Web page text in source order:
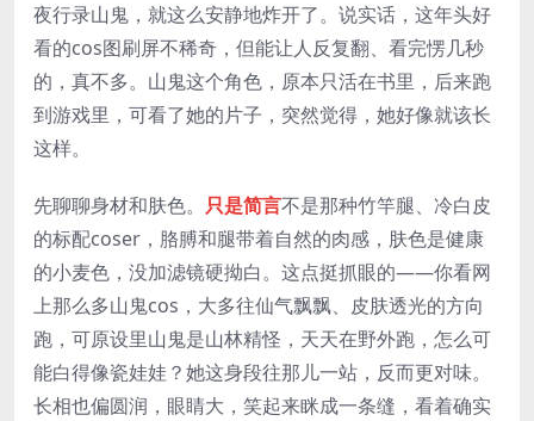
夜行录山鬼，就这么安静地炸开了。说实话，这年头好
看的cos图刷屏不稀奇，但能让人反复翻、看完愣几秒
的，真不多。山鬼这个角色，原本只活在书里，后来跑
到游戏里，可看了她的片子，突然觉得，她好像就该长
这样。
先聊聊身材和肤色。 只是简言不是那种竹竿腿、冷白皮
的标配coser，胳膊和腿带着自然的肉感，肤色是健康
的小麦色，没加滤镜硬拗白。这点挺抓眼的——你看网
上那么多山鬼cos，大多往仙气飘飘、皮肤透光的方向
跑，可原设里山鬼是山林精怪，天天在野外跑，怎么可
能白得像瓷娃娃？她这身段往那儿一站，反而更对味。
长相也偏圆润，眼睛大，笑起来眯成一条缝，看着确实